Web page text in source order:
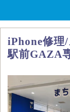
iPhone修理
駅前GAZA